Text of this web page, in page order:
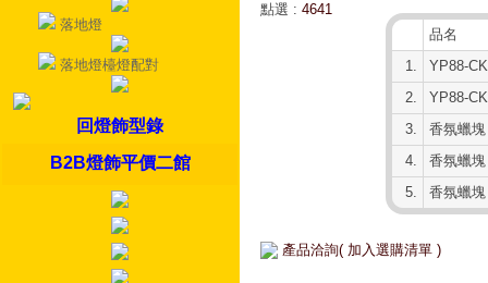
落地燈
落地燈檯燈配對
回燈飾型錄
B2B燈飾平價二館
點選 : 4641
品名
1.
YP88-
2.
YP88-
3.
香氛蠟
4.
香氛蠟
5.
香氛蠟
產品洽詢( 加入選購清單 )